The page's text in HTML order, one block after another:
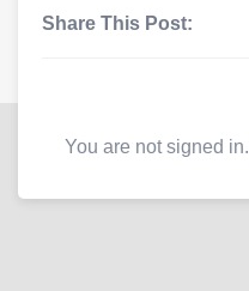
Share This Post:
You are not signed in.